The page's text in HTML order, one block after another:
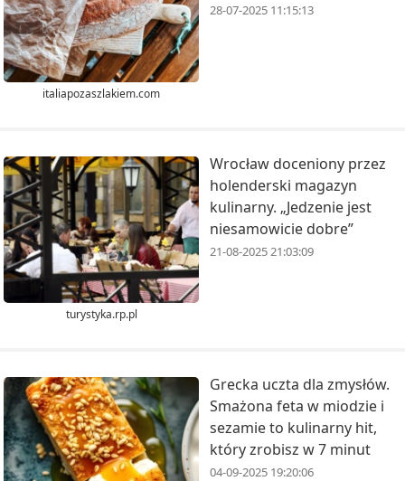
italiapozaszlakiem.com
28-07-2025 11:15:13
turystyka.rp.pl
Wrocław doceniony przez
holenderski magazyn
kulinarny. „Jedzenie jest
niesamowicie dobre”
21-08-2025 21:03:09
Grecka uczta dla zmysłów.
Smażona feta w miodzie i
sezamie to kulinarny hit,
który zrobisz w 7 minut
04-09-2025 19:20:06